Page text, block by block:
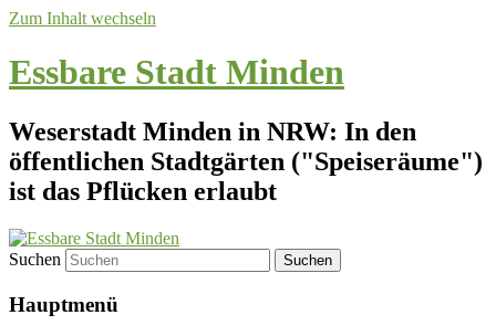
Zum Inhalt wechseln
Essbare Stadt Minden
Weserstadt Minden in NRW: In den
öffentlichen Stadtgärten ("Speiseräume")
ist das Pflücken erlaubt
Suchen
Hauptmenü